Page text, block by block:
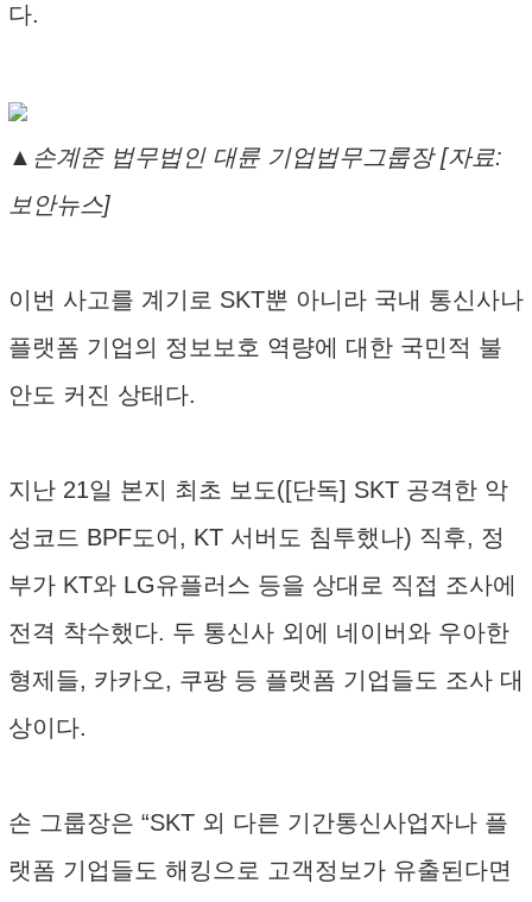
다.
▲손계준 법무법인 대륜 기업법무그룹장 [자료:
보안뉴스]
이번 사고를 계기로 SKT뿐 아니라 국내 통신사나
플랫폼 기업의 정보보호 역량에 대한 국민적 불
안도 커진 상태다.
지난 21일 본지 최초 보도([단독] SKT 공격한 악
성코드 BPF도어, KT 서버도 침투했나) 직후, 정
부가 KT와 LG유플러스 등을 상대로 직접 조사에
전격 착수했다. 두 통신사 외에 네이버와 우아한
형제들, 카카오, 쿠팡 등 플랫폼 기업들도 조사 대
상이다.
손 그룹장은 “SKT 외 다른 기간통신사업자나 플
랫폼 기업들도 해킹으로 고객정보가 유출된다면